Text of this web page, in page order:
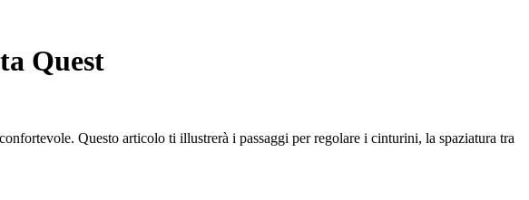
Quest
Questo articolo ti illustrerà i passaggi per regolare i cinturini, la spaziatura tra